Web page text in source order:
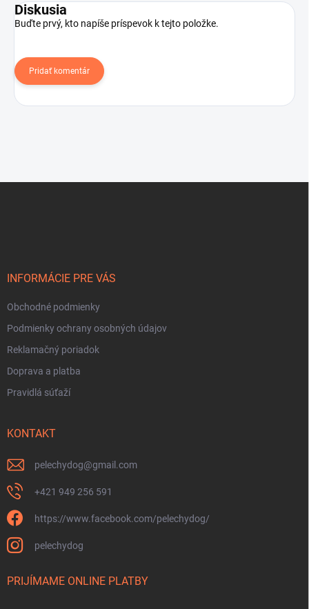
Diskusia
Buďte prvý, kto napíše príspevok k tejto položke.
Pridať komentár
INFORMÁCIE PRE VÁS
Obchodné podmienky
Podmienky ochrany osobných údajov
Reklamačný poriadok
Doprava a platba
Pravidlá súťaží
KONTAKT
pelechydog@gmail.com
+421 949 256 591
https://www.facebook.com/pelechydog/
pelechydog
PRIJÍMAME ONLINE PLATBY